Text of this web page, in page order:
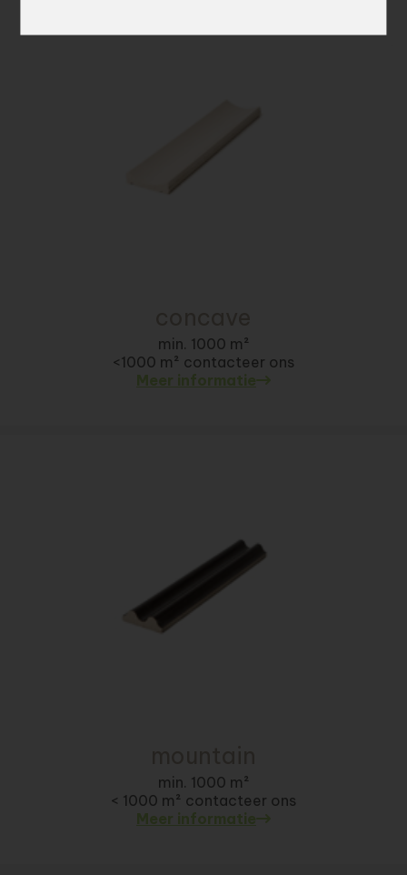
min. 1000 m²
<1000 m² contacteer ons
Meer informatie
min. 1000 m²
< 1000 m² contacteer ons
Meer informatie